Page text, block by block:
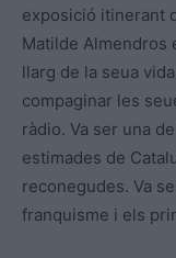
exposició itinerant
Matilde Almendros
llarg de la seua
compaginar les
ràdio. Va ser una
estimades de
reconegudes. Va
franquisme i els